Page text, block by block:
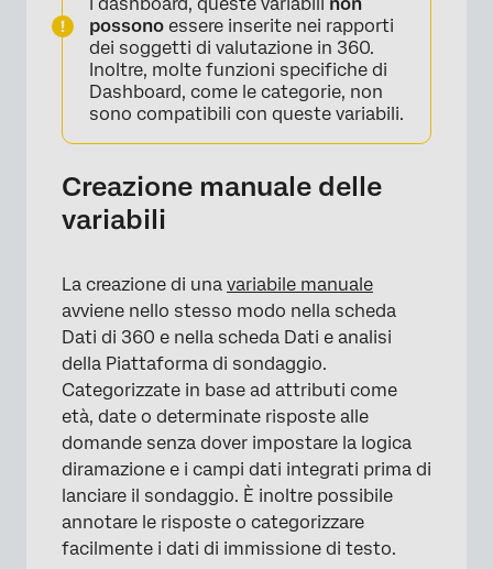
×
possono essere inserite nei rapporti
dei soggetti di valutazione in 360.
Inoltre, molte funzioni specifiche di
Dashboard, come le categorie, non
sono compatibili con queste variabili.
Creazione manuale delle
variabili
La creazione di una variabile manuale
avviene nello stesso modo nella scheda
Dati di 360 e nella scheda Dati e analisi
della Piattaforma di sondaggio.
Categorizzate in base ad attributi come
età, date o determinate risposte alle
domande senza dover impostare la logica
diramazione e i campi dati integrati prima di
lanciare il sondaggio. È inoltre possibile
annotare le risposte o categorizzare
facilmente i dati di immissione di testo.